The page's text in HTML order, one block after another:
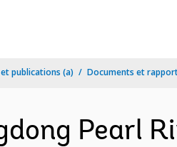
publications (a) Documents et
Pearl